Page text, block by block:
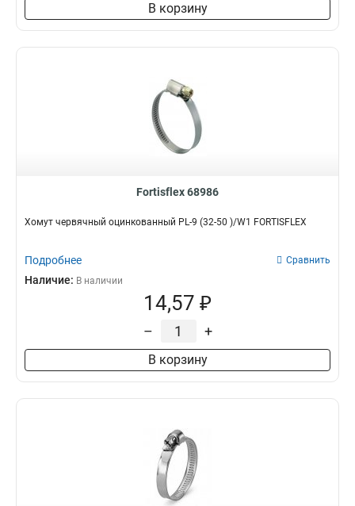
В корзину
Fortisflex 68986
Хомут червячный оцинкованный PL-9 (32-50 )/W1 FORTISFLEX
Подробнее Сравнить
Наличие: В наличии
14,57 ₽
– +
В корзину